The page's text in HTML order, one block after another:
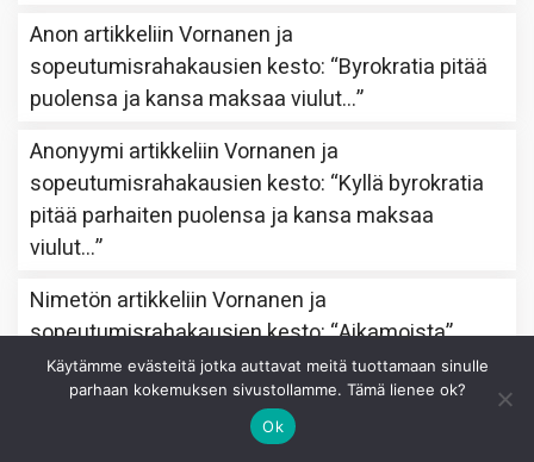
Anon artikkeliinVornanen ja
sopeutumisrahakausien kesto: “Byrokratia pitää
puolensa ja kansa maksaa viulut…”
Anonyymi artikkeliinVornanen ja
sopeutumisrahakausien kesto: “Kyllä byrokratia
pitää parhaiten puolensa ja kansa maksaa
viulut…”
Nimetön artikkeliinVornanen ja
sopeutumisrahakausien kesto: “Aikamoista”
NimetönartikkeliinVornanen ja
sopeutumisrahakausien kesto
ajatuksista. Olet oikeassa, kaikenlaisiset
Käytämme evästeitä jotka auttavat meitä tuottamaan sinulle
parhaan kokemuksen sivustollamme. Tämä lienee ok?
Ok